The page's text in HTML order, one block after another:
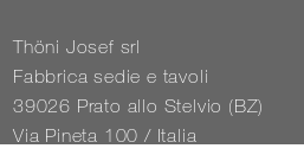
Thöni Josef srl
Fabbrica sedie e tavoli
39026 Prato allo Stelvio (BZ)
Via Pineta 100 / Italia